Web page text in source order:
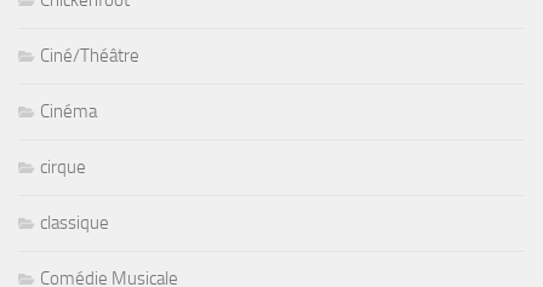
Ciné/Théâtre
Cinéma
cirque
classique
Comédie Musicale